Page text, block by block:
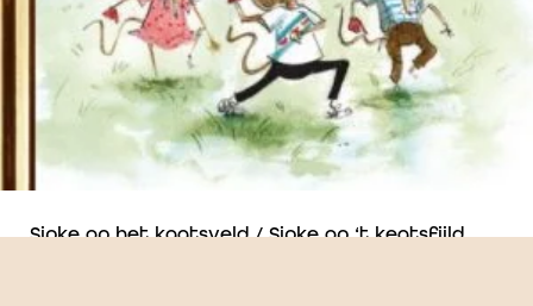
Sipke op het kaatsveld / Sipke op ‘t keatsfjild